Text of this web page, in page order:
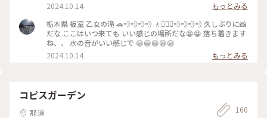
2024.10.14
もっとみる
栃木県 板室 乙女の滝 🚗💨💨💨💨 🚶🚶🏼‍♀️💨💨💨💨 久しぶりに📸
だな ここはいつ来ても いい感じの場所だな😁😁 落ち着きます
ね、、 水の音がいい感じで 😁😁😁😁😁
2024.10.14
もっとみる
コピスガーデン
那須
160